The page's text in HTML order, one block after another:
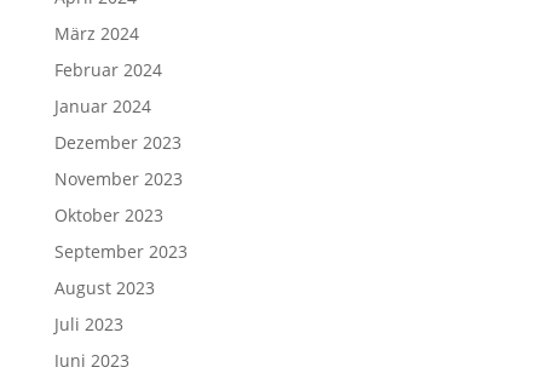
März 2024
Februar 2024
Januar 2024
Dezember 2023
November 2023
Oktober 2023
September 2023
August 2023
Juli 2023
Juni 2023